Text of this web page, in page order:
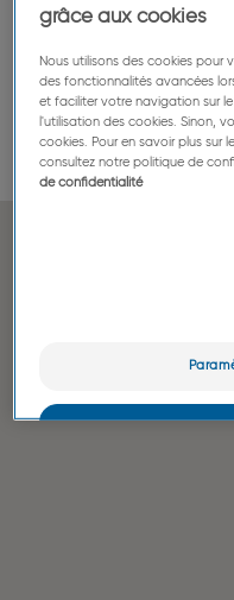
Centres d'innovation
Sièges sociaux et
administratifs
grâce aux cookies
Nous utilisons des cookies pour
des fonctionnalités avancées
et faciliter votre navigation sur
l'utilisation des cookies. Sinon,
cookies. Pour en savoir plus sur
consultez notre politique de
de confidentialité